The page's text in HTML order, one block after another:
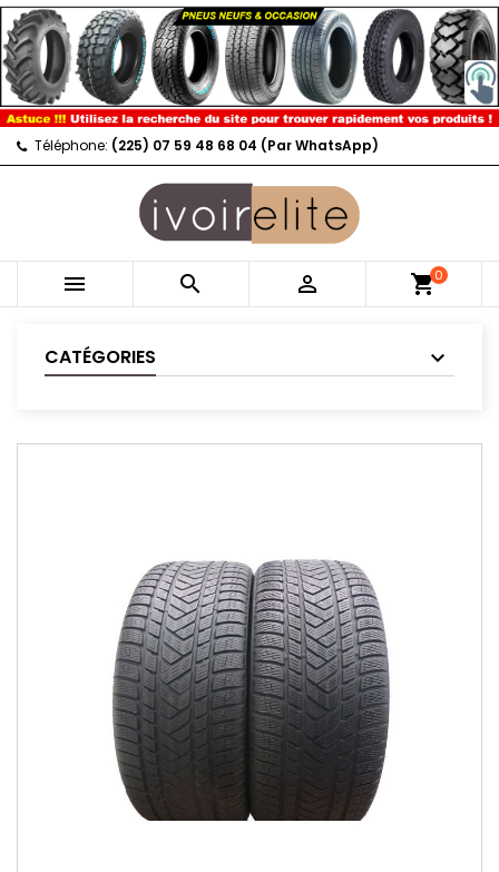
Téléphone: (225) 07 59 48 68 04 (Par WhatsApp)
   shopping_cart0
CATÉGORIES